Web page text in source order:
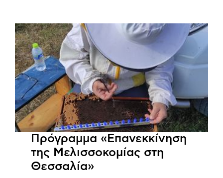
Πρόγραμμα «Επανεκκίνηση
της Μελισσοκομίας στη
Θεσσαλία»